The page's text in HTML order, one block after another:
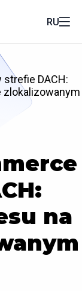
RU
DACH:
zlokalizowanym
na